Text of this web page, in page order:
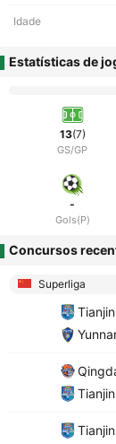
Idade
Estatísticas de
13(7)
GS/GP
-
Gols(P)
Concursos
Superliga